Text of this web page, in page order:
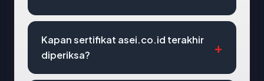
Kapan sertifikat asei.co.id terakhir
diperiksa?